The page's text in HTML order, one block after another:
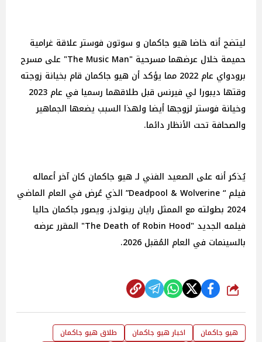
ليتضح أنه خاضا هيو جاكمان و سوتون فوستر علاقة غرامية
حميمة خلال عرضهما مسرحية "The Music Man" على مسرح
برودواي عام 2022 مما يؤكد أن هيو جاكمان قام بخيانة زوجته
وقتها ديبورا لي فيرنس قبل طلاقهما رسميا في عام 2023
وخيانة فوستر لزوجها أيضا ولهذا السبب يضعها الجماهير
والصحافة تحت الأنظار دائما.
يُذكر أنه على الصعيد الفني لـ هيو جاكمان كان آخر أعماله
فيلم “ Deadpool & Wolverine” الذي عُرض في العام الماضي
2024 بطولته مع الممثل رايان رينولدز، ويصور جاكمان حاليا
فيلمه الجديد "The Death of Robin Hood" المقرر عرضه
بالسينمات في العام المُقبل 2026.
شارك
هيو جاكمان اخبار هيو جاكمان
طلاق هيو جاكمان